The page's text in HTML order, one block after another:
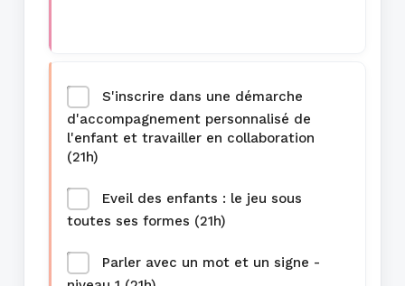
S'inscrire dans une démarche
d'accompagnement personnalisé de
l'enfant et travailler en collaboration
(21h)
Eveil des enfants : le jeu sous
toutes ses formes (21h)
Parler avec un mot et un signe -